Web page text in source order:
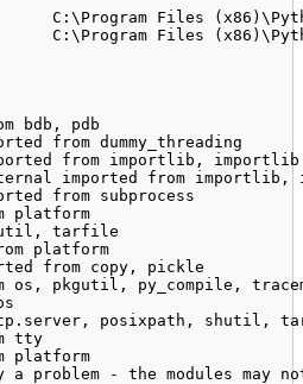
C:\Program Files
Files
bdb, pdb
from dummy_threading
from importlib,
imported from
from subprocess
platform
tarfile
platform
from copy, pickle
os, pkgutil, py_compile,
posixpath, shutil,
tty
platform
problem - the modules may